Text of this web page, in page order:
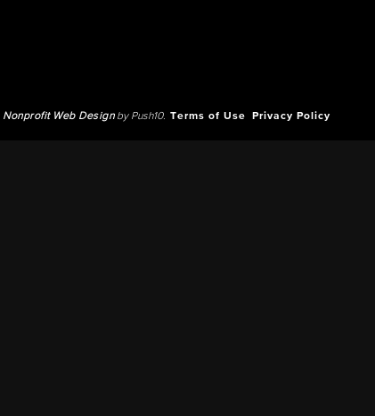
Nonprofit Web Designby Push10. Terms of Use Privacy Policy